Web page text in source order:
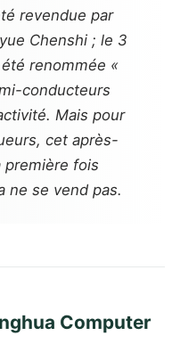
revendue par
Chenshi ; le 3
renommée «
conducteurs
Mais pour
cet après-
première fois
ne se vend pas.
Computer